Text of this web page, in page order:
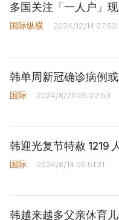
多国关注「一人户」
国际纵横 2024/12/14
韩单周新冠确诊病例
国际 2024/8/20 05:22:53
韩迎光复节特赦 1219 人
国际 2024/8/14 06:51:31
韩越来越多父亲休育